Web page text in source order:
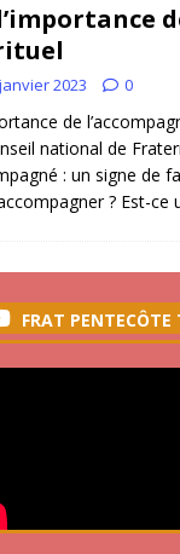
2023 0
de
national de
: un signe de
? Est-ce
FRAT PENTECÔTE